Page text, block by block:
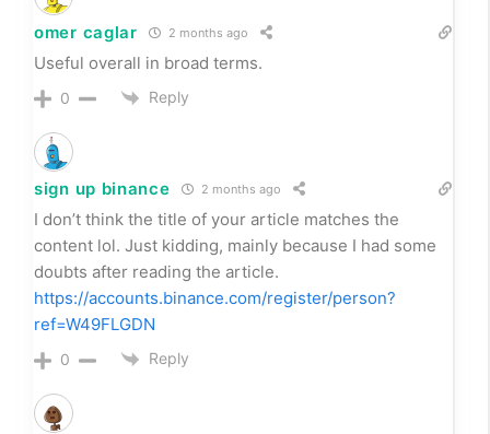
omer caglar 2 months ago
Useful overall in broad terms.
0 Reply
sign up binance 2 months ago
I don’t think the title of your article matches the
content lol. Just kidding, mainly because I had some
doubts after reading the article.
https://accounts.binance.com/register/person?
ref=W49FLGDN
0 Reply